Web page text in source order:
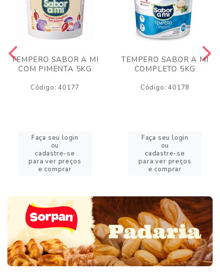
TEMPERO SABOR A MI
COM PIMENTA 5KG
Código: 40177
Faça seu login
ou
cadastre-se
para ver preços
e comprar
TEMPERO SABOR A MI
COMPLETO 5KG
Código: 40178
Faça seu login
ou
cadastre-se
para ver preços
e comprar